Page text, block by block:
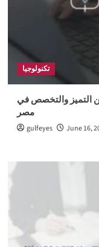
تكنولوجيا
التميز والتخصص في
مصر
gulfeyes June 16,